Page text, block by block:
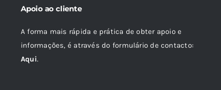
Apoio ao cliente
A forma mais rápida e prática de obter apoio e
informações, é através do formulário de contacto:
Aqui.